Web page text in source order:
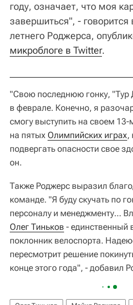
году, означает, что моя
завершиться", -
летнего Роджерса,
микроблоге в Twitter.
"Свою последнюю гонку, "Тур
в феврале. Конечно, я
смогу выступить на своем 13-
на пятых Олимпийских играх,
подвергать опасности свое
он.
Также Роджерс выразил
команде. "Я буду скучать по
персоналу и менеджменту...
Олег Тиньков - единственный
поклонник велоспорта.
пересмотрит решение
конце этого года", - добавил